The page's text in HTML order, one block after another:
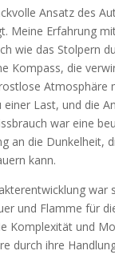
Ansatz des
Meine Erfahrung
wie das Stolpern
Kompass, die
Atmosphäre
einer Last, und die
war eine
an die Dunkelheit,
kann.
war
und Flamme für
Komplexität und
durch ihre